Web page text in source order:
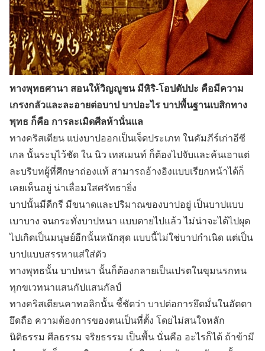
ทางพุทธศานา สอนให้วิญญูชน มีหิริ-โอปตัปปะ คือมีความ
เกรงกลัวและละอายต่อบาป บาปอะไร บาปพื้นฐานเบสิกทาง
พุทธ ก็คือ การละเมิดศีลห้านั่นแล
ทางคริสเตียน แบ่งบาปออกเป็นเจ็ดประเภท ในคัมภีร์เก่าอีซี
เกล นั้นระบุไว้ชัด ใน นิว เทสเมนท์ ก็ต้องไปจับและค้นเอาแต่
ละบริบทผู้ที่ศึกษาถ่องแท้ สามารถอ้างอิงแบบเรียกหน้าได้ก็
เคยเห็นอยู่ น่าเลื่อมใสศรัทธายิ่ง
บาปนั้นมีดีกรี มีขนาดและปริมาณของบาปอยู่ เป็นบาปแบบ
เบาบาง จนกระทั่งบาปหนา แบบตายไปแล้ว ไม่น่าจะได้ไปผุด
ไปเกิดเป็นมนุษย์อีกนั้นหนักสุด แบบนี้ไม่ใช่บาปกำเนิด แต่เป็น
บาปแบบสรรหาแส่ใส่ตัว
ทางพุทธนั้น บาปหนา นั้นก็ต้องกลายเป็นเปรตในขุมนรกทน
ทุกขเวทนาแสนกัปแสนกัลป์
ทางคริสเตียนคาทอลิกนั้น ชี้ชัดว่า บาปต่อการยึดมั่นในอัตตา
ยึดถือ ความต้องการของตนเป็นที่ตั้ง โดยไม่สนใจหลัก
นิติธรรม ศีลธรรม จริยธรรม เป็นพื้น นั่นคือ อะไรก็ได้ ถ้าข้ามี